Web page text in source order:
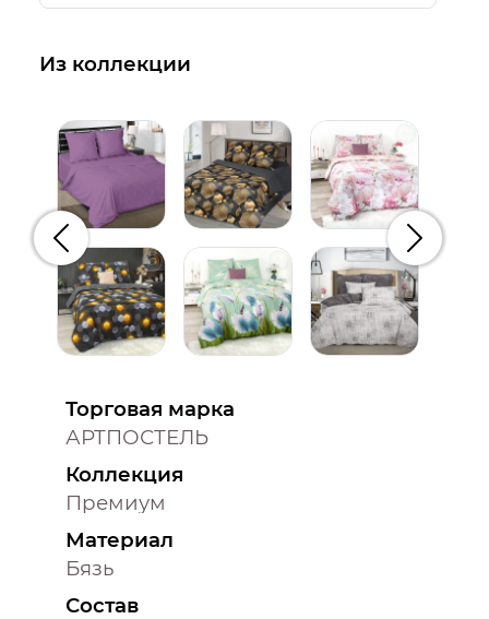
Из коллекции
Предыдущий
Торговая марка
АРТПОСТЕЛЬ
Коллекция
Премиум
Материал
Бязь
Состав